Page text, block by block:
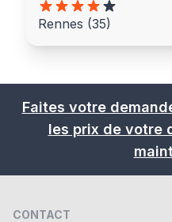
Rennes (35)
Faites votre
les prix de votre
CONTACT